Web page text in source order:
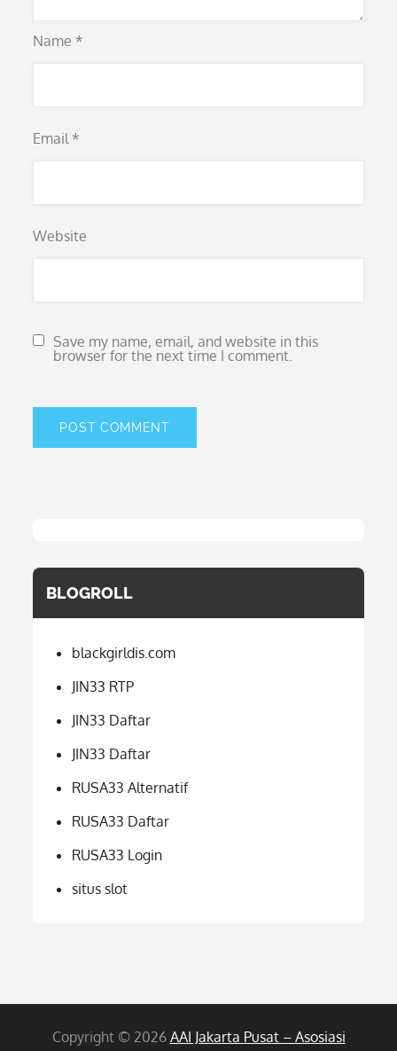
Name *
Email *
Website
Save my name, email, and website in this
browser for the next time I comment.
BLOGROLL
blackgirldis.com
JIN33 RTP
JIN33 Daftar
JIN33 Daftar
RUSA33 Alternatif
RUSA33 Daftar
RUSA33 Login
situs slot
Copyright © 2026 AAI Jakarta Pusat – Asosiasi